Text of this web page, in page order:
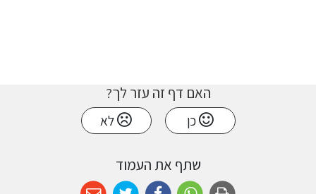
האם דף זה עזר לך?
כן לא
שתף את העמוד